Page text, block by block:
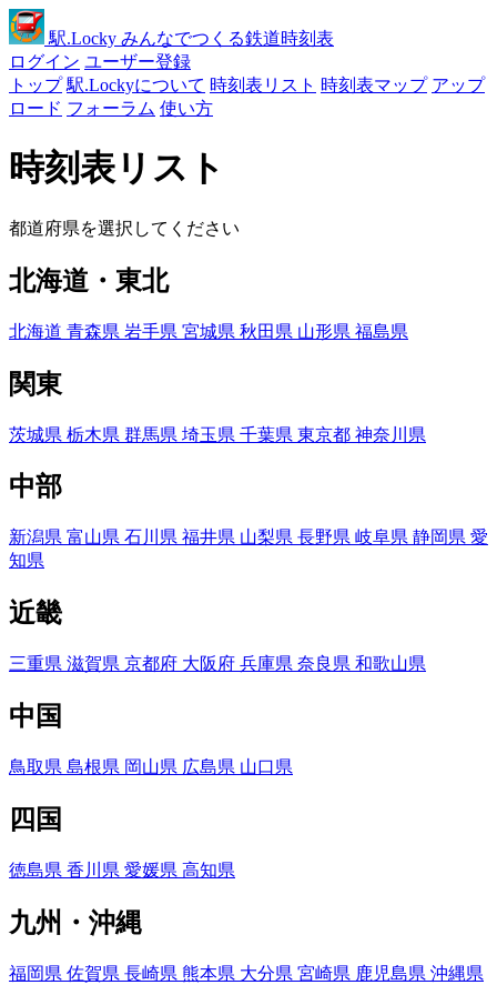
駅.Locky みんなでつくる鉄道時刻表
ログイン ユーザー登録
トップ 駅.Lockyについて 時刻表リスト 時刻表マップ アップ
ロード フォーラム 使い方
時刻表リスト
都道府県を選択してください
北海道・東北
北海道 青森県 岩手県 宮城県 秋田県 山形県 福島県
関東
茨城県 栃木県 群馬県 埼玉県 千葉県 東京都 神奈川県
中部
新潟県 富山県 石川県 福井県 山梨県 長野県 岐阜県 静岡県 愛
知県
近畿
三重県 滋賀県 京都府 大阪府 兵庫県 奈良県 和歌山県
中国
鳥取県 島根県 岡山県 広島県 山口県
四国
徳島県 香川県 愛媛県 高知県
九州・沖縄
福岡県 佐賀県 長崎県 熊本県 大分県 宮崎県 鹿児島県 沖縄県